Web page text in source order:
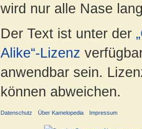
wird nur alle Nase
Der Text ist unter der
Alike“-Lizenz
anwendbar sein.
können abweichen.
Datenschutz Über Kamelopedia Impressum